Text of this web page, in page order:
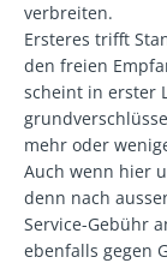
verbreiten.
Ersteres trifft
den freien
scheint in erster
mehr oder
Auch wenn hier
denn nach
Service-Gebühr
ebenfalls gegen